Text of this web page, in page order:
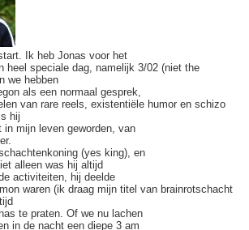
Ik heb Jonas voor het
heel speciale dag, namelijk 3/02 (niet the
we hebben
als een normaal gesprek,
van rare reels, existentiële humor en schizo
hij
mijn leven geworden, van
(yes king), en
alleen was hij altijd
activiteiten, hij deelde
waren (ik draag mijn titel van brainrotschacht
te praten. Of we nu lachen
in de nacht een diepe 3 am